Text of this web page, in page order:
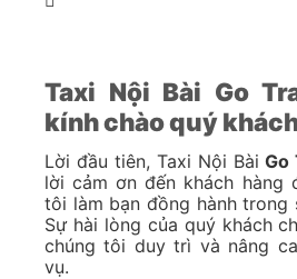
Taxi Nội Bài Go
kính chào quý
Lời đầu tiên, Taxi Nội BàiGo
lời cảm ơn đến khách hàng
tôi làm bạn đồng hành trong
Sự hài lòng của quý khách
chúng tôi duy trì và nâng
vụ.